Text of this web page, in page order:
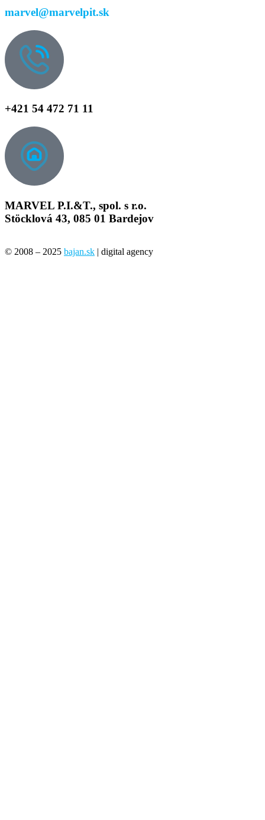
marvel@marvelpit.sk
+421 54 472 71 11
MARVEL P.I.&T., spol. s r.o.
Stöcklová 43, 085 01 Bardejov
© 2008 – 2025 bajan.sk | digital agency